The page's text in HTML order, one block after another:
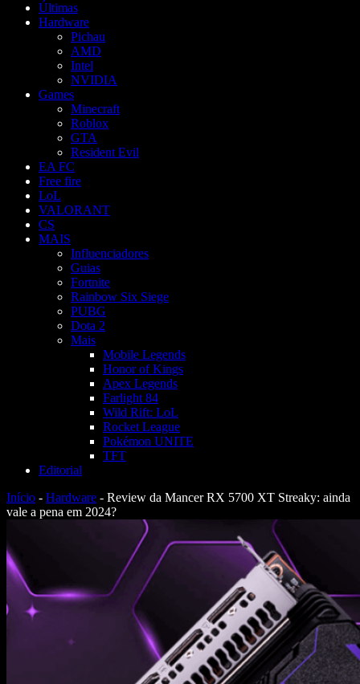
Últimas
Hardware
Pichau
AMD
Intel
NVIDIA
Games
Minecraft
Roblox
GTA
Resident Evil
EA FC
Free fire
LoL
VALORANT
CS
MAIS
Influenciadores
Guias
Fortnite
Rainbow Six Siege
PUBG
Dota 2
Mais
Mobile Legends
Honor of Kings
Apex Legends
Farlight 84
Wild Rift: LoL
Rocket League
Pokémon UNITE
TFT
Editorial
Início - Hardware - Review da Mancer RX 5700 XT Streaky: ainda
vale a pena em 2024?